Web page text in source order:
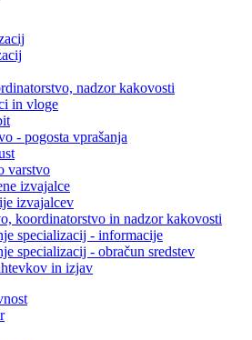
nadzor kakovosti
in vloge
- pogosta vprašanja
varstvo
izvajalce
izvajalcev
koordinatorstvo in nadzor kakovosti
specializacij - informacije
specializacij - obračun sredstev
in izjav